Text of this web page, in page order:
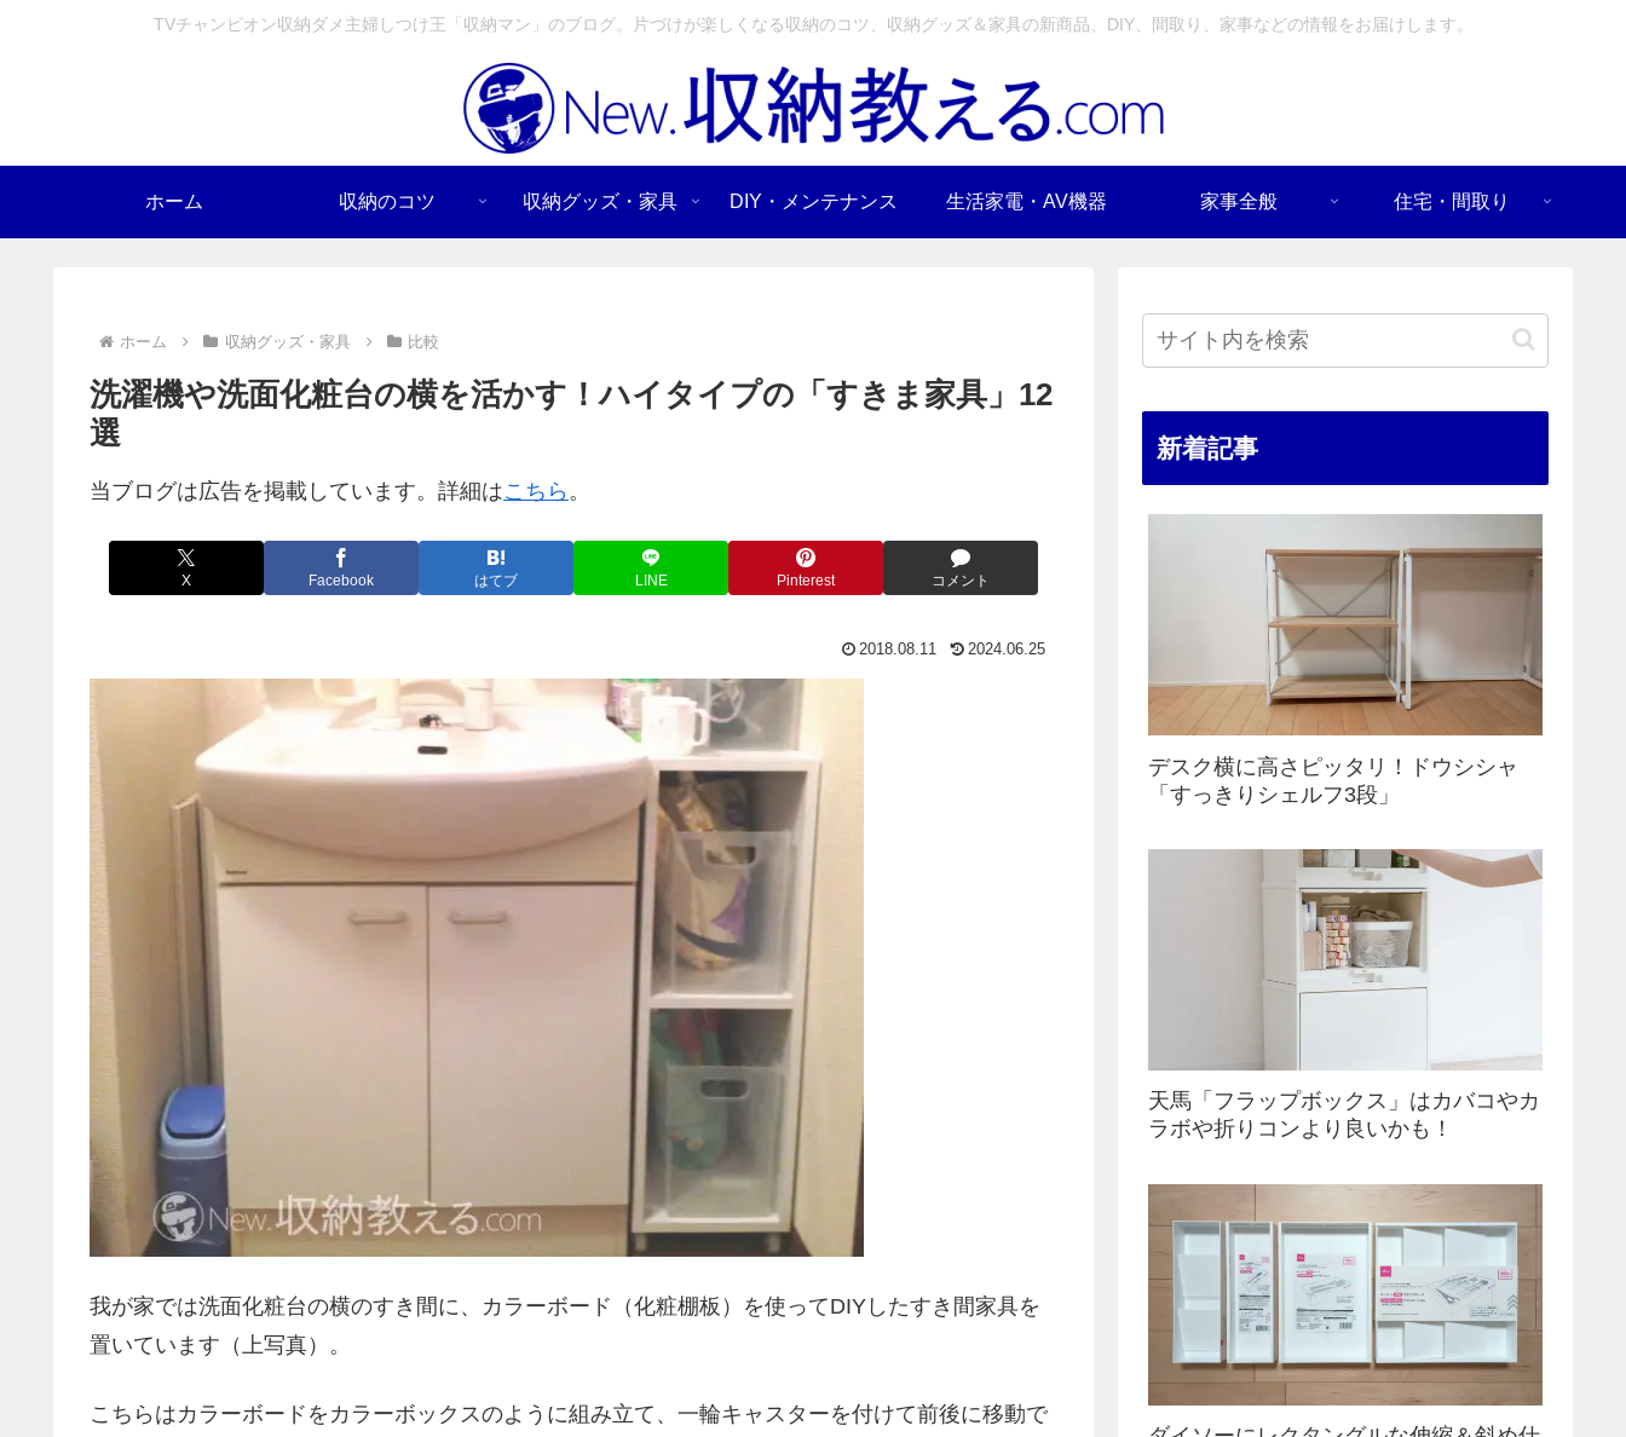
TVチャンピオン収納ダメ主婦しつけ王「収納マン」のブログ。片づけが楽しくなる収納のコツ、収納グッズ＆家具の新商品、DIY、間取り、家事などの情報をお届けします。
ホーム 収納のコツ 収納グッズ・家具 DIY・メンテナンス 生活家電・AV機器 家事全般 住宅・間取り
ホーム 収納グッズ・家具 比較
洗濯機や洗面化粧台の横を活かす！ハイタイプの「すきま家具」12
選
当ブログは広告を掲載しています。詳細はこちら 。
X Facebook はてブ LINE Pinterest コメント
2018.08.11 2024.06.25
我が家では洗面化粧台の横のすき間に、カラーボード（化粧棚板）を使ってDIYしたすき間家具を
置いています（上写真）。
こちらはカラーボードをカラーボックスのように組み立て、一輪キャスターを付けて前後に移動で
新着記事
デスク横に高さピッタリ！ドウシシャ
「すっきりシェルフ3段」
天馬「フラップボックス」はカバコやカ
ラボや折りコンより良いかも！